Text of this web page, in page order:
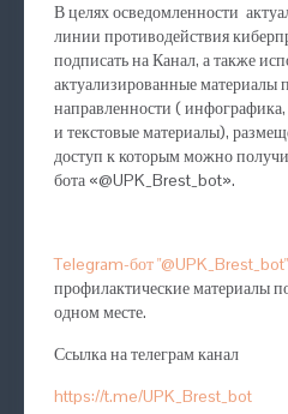
В целях осведомленности
линии противодействия
подписать на Канал, а также
актуализированные материалы
направленности (
и текстовые материалы),
доступ к которым можно
бота «@UPK_Brest_bot».
Telegram-бот "@UPK_Brest_bot"
профилактические материалы
одном месте.
Ссылка на телеграм канал
https://t.me/UPK_Brest_bot